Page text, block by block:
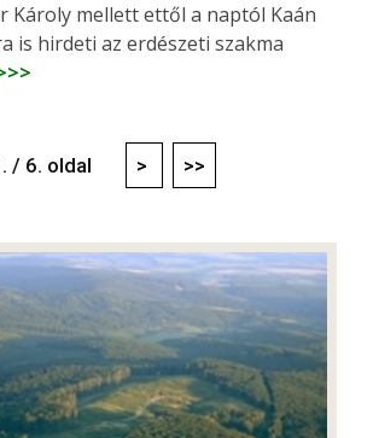
Károly mellett ettől a naptól Kaán
is hirdeti az erdészeti szakma
/ 6. oldal > >>